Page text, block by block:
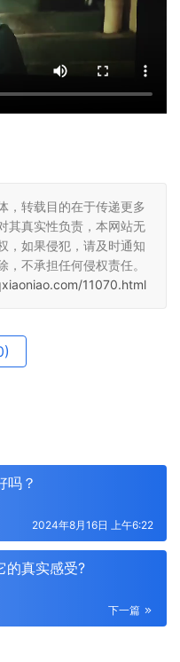
，转载目的在于传递更多
其真实性负责，本网站无
，如果侵犯，请及时通知
不承担任何侵权责任。
11070.html
吗？
2024年8月16日 上午6:22
的真实感受?
下一篇